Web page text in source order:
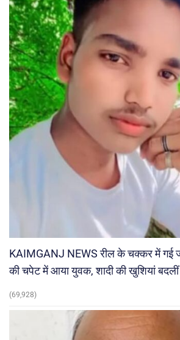
KAIMGANJ NEWS रील के चक्कर में गई
की चपेट में आया युवक, शादी की खुशियां बदलीं
(69,928)